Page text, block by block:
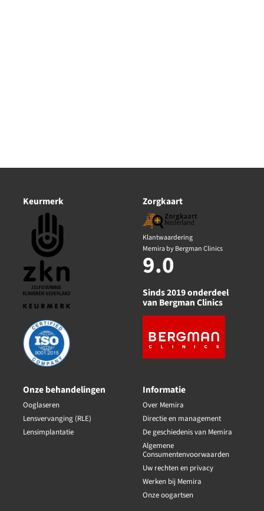
Keurmerk Zorgkaart
Klantwaardering
Memira by Bergman Clinics
9.0
Sinds 2019 onderdeel
van Bergman Clinics
Onze behandelingen
Ooglaseren
Lensvervanging (RLE)
Lensimplantatie
Informatie
Over Memira
Directie en management
De geschiedenis van Memira
Algemene
Consumentenvoorwaarden
Uw rechten en privacy
Werken bij Memira
Onze oogartsen